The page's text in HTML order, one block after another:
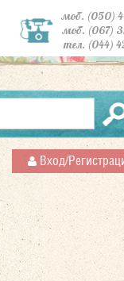
моб. (050)
моб. (067)
тел. (044)
Вход/